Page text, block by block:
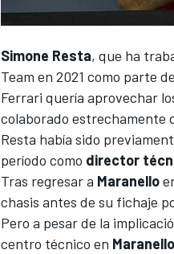
Simone Resta, que ha
Team en 2021 como parte
Ferrari quería aprovechar
colaborado estrechamente
Resta había sido
período como director
Tras regresar a Maranello
chasis antes de su fichaje
Pero a pesar de la
centro técnico en Maranello